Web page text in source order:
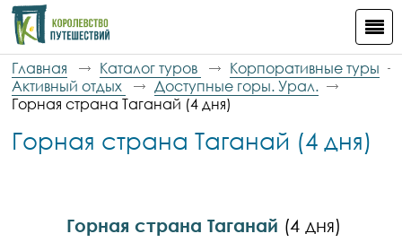
Главная Каталог туров
Корпоративные туры
Активный отдых
Доступные горы. Урал.
Горная страна Таганай (4 дня)
Горная страна Таганай (4 дня)
Горная страна Таганай (4 дня)